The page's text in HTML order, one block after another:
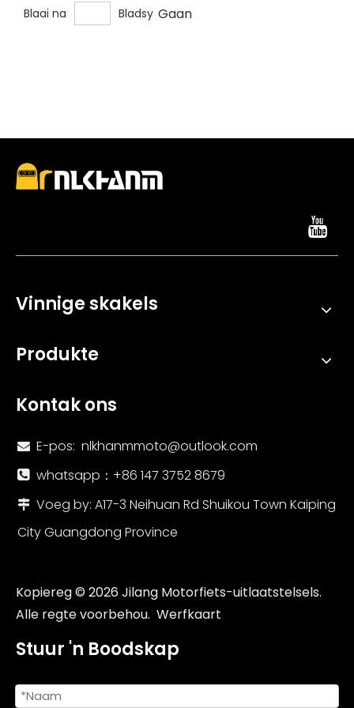
Blaai na
Bladsy Gaan
Vinnige skakels
Produkte
Kontak ons
 E-pos: nlkhanmmoto@outlook.com
 whatsapp：+86 147 3752 8679
 Voeg by: A17-3 Neihuan Rd Shuikou Town Kaiping
City Guangdong Province
Kopiereg © 2026Jilang Motorfiets-uitlaatstelsels.
Alle regte voorbehou. Werfkaart
Stuur 'n Boodskap